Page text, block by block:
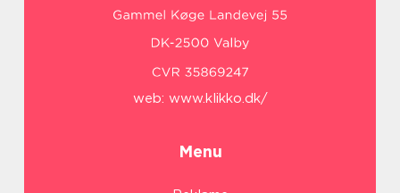
web: www.klikko.dk/
Menu